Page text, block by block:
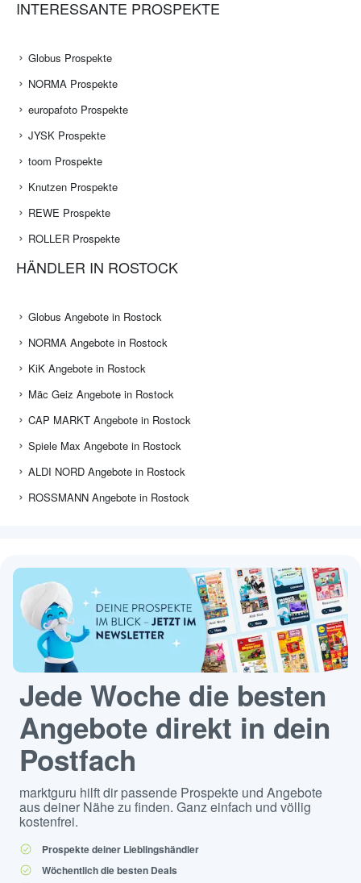
INTERESSANTE PROSPEKTE
Globus Prospekte
NORMA Prospekte
europafoto Prospekte
JYSK Prospekte
toom Prospekte
Knutzen Prospekte
REWE Prospekte
ROLLER Prospekte
HÄNDLER IN ROSTOCK
Globus Angebote in Rostock
NORMA Angebote in Rostock
KiK Angebote in Rostock
Mäc Geiz Angebote in Rostock
CAP MARKT Angebote in Rostock
Spiele Max Angebote in Rostock
ALDI NORD Angebote in Rostock
ROSSMANN Angebote in Rostock
Jede Woche die besten
Angebote direkt in dein
Postfach
marktguru hilft dir passende Prospekte und Angebote
aus deiner Nähe zu finden. Ganz einfach und völlig
kostenfrei.
Prospekte deiner Lieblingshändler
Wöchentlich die besten Deals